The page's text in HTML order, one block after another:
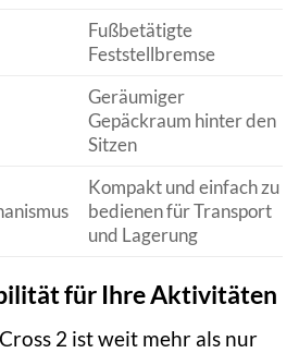
Fußbetätigte
Feststellbremse
Geräumiger
Gepäckraum hinter den
Sitzen
Kompakt und einfach zu
bedienen für Transport
und Lagerung
für Ihre Aktivitäten
2 ist weit mehr als nur